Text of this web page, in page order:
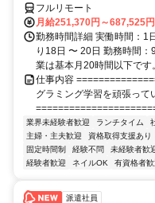
フルリモート
月給251,370円～687,525円
勤務時間詳細 実働時間：1
り18日 〜 20日 勤務時間
業は基本月20時間以下です。
仕事内容
グラミング学習を頑張って
業界未経験者歓迎 ランチタイム
主婦・主夫歓迎
資格取得支援あり
固定時間制
経験不問 未経験者歓
経験者歓迎
ネイルOK 有資格者歓
派遣社員